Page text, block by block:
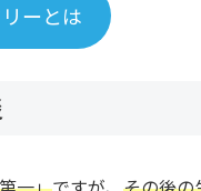
ーとは